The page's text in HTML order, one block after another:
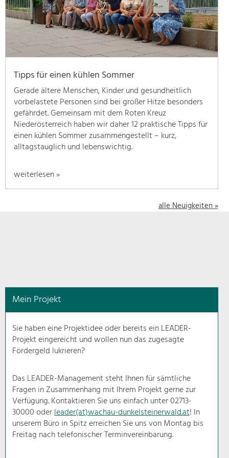
geben
wir
hier
eine
Übersicht
unsere
Themenschwerpunkte.
Für
mehr
Informationen
einfach
das
schon
Natur- &
Landschaftsschutz
Pflege, Regulierung und
Weiterentwicklung.
Ortsbild, Baukultur und nachhaltiges
Siedlungswesen.
Land- & Forstwirtschaft
Bewirtschaftung und Pflege der
Kulturlandschaft.
Tipps für einen kühlen Sommer
Gerade ältere Menschen, Kinder und gesundheitlich
vorbelastete Personen sind bei großer Hitze besonders
gefährdet. Gemeinsam mit dem Roten Kreuz
Niederösterreich haben wir daher 12 praktische Tipps für
einen kühlen Sommer zusammengestellt – kurz,
alltagstauglich und lebenswichtig.
weiterlesen »
alle Neuigkeiten »
Mein Projekt
Sie haben eine Projektidee oder bereits ein LEADER-
Projekt eingereicht und wollen nun das zugesagte
Fördergeld lukrieren?
Das LEADER-Management steht Ihnen für sämtliche
Fragen in Zusammenhang mit Ihrem Projekt gerne zur
Verfügung. Kontaktieren Sie uns einfach unter 02713-
30000 oderleader(at)wachau-dunkelsteinerwald.at! In
unserem Büro in Spitz erreichen Sie uns von Montag bis
Freitag nach telefonischer Terminvereinbarung.